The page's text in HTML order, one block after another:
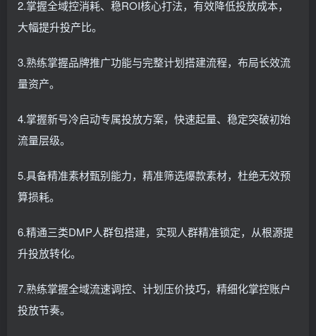
2.掌握全域控消耗、稳ROI核心打法，有效降低投放成本，
大幅提升投产比。
3.熟练掌握品牌推广功能与完整计划搭建流程，布局长效流
量资产。
4.掌握新号冷启动专属投放方案，快速起量、稳定突破初始
流量层级。
5.具备精准素材甄别能力，精准筛选爆款素材，杜绝无效预
算损耗。
6.精通三类DMP人群包搭建，实现人群精准锁定，从根源提
升投放转化。
7.熟练掌握全域流速调控、计划压价技巧，精细化掌控账户
投放节奏。